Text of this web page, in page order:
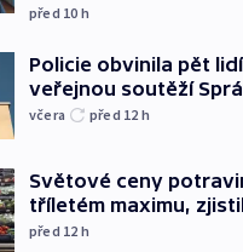
před 10 h
Policie obvinila pět
veřejnou soutěží
včera před 12 h
Světové ceny
tříletém maximu,
před 12 h